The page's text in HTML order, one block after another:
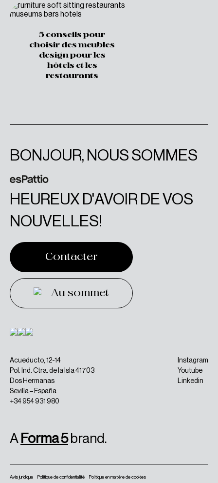
5 conseils pour
choisir des meubles
design pour les
hôtels et les
restaurants
BONJOUR, NOUS SOMMES
HEUREUX D'AVOIR DE VOS
NOUVELLES!
Contacter
Contacter
Au sommet
Acueducto, 12-14
Pol. Ind. Ctra. de la Isla 41703
Dos Hermanas
Sevilla – España
+34 954 931 980
Instagram
Youtube
Linkedin
AForma 5brand.
Avis juridique Politique de confidentialité Politique en matière de cookies